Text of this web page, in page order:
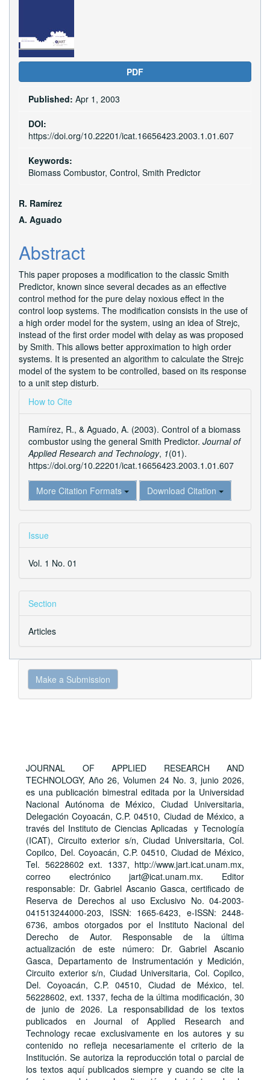
PDF
Published: Apr 1, 2003
DOI:
https://doi.org/10.22201/icat.16656423.2003.1.01.607
Keywords:
Biomass Combustor, Control, Smith Predictor
Main
Article
Content
R. Ramí­rez
A. Aguado
Abstract
This paper proposes a modification to the classic Smith
Predictor, known since several decades as an effective
control method for the pure delay noxious effect in the
control loop systems. The modification consists in the use of
a high order model for the system, using an idea of Strejc,
instead of the first order model with delay as was proposed
by Smith. This allows better approximation to high order
systems. It is presented an algorithm to calculate the Strejc
model of the system to be controlled, based on its response
to a unit step disturb.
Article
Details
How to Cite
Ramí­rez, R., & Aguado, A. (2003). Control of a biomass
combustor using the general Smith Predictor. Journal of
Applied Research and Technology, 1(01).
https://doi.org/10.22201/icat.16656423.2003.1.01.607
More Citation Formats Download Citation
Issue
Vol. 1 No. 01
Section
Articles
Make
a Make a Submission
JOURNAL OF APPLIED RESEARCH AND
TECHNOLOGY, Año 26, Volumen 24 No. 3, junio 2026,
es una publicación bimestral editada por la Universidad
Nacional Autónoma de México, Ciudad Universitaria,
Delegación Coyoacán, C.P. 04510, Ciudad de México, a
través del Instituto de Ciencias Aplicadas y Tecnología
(ICAT), Circuito exterior s/n, Ciudad Universitaria, Col.
Copilco, Del. Coyoacán, C.P. 04510, Ciudad de México,
Tel. 56228602 ext. 1337, http://www.jart.icat.unam.mx,
correo electrónico jart@icat.unam.mx. Editor
responsable: Dr. Gabriel Ascanio Gasca, certificado de
Reserva de Derechos al uso Exclusivo No. 04-2003-
041513244000-203, ISSN: 1665-6423, e-ISSN: 2448-
6736, ambos otorgados por el Instituto Nacional del
Derecho de Autor. Responsable de la última
actualización de este número: Dr. Gabriel Ascanio
Gasca, Departamento de Instrumentación y Medición,
Circuito exterior s/n, Ciudad Universitaria, Col. Copilco,
Del. Coyoacán, C.P. 04510, Ciudad de México, tel.
56228602, ext. 1337, fecha de la última modificación, 30
de junio de 2026. La responsabilidad de los textos
publicados en Journal of Applied Research and
Technology recae exclusivamente en los autores y su
contenido no refleja necesariamente el criterio de la
Institución. Se autoriza la reproducción total o parcial de
los textos aquí publicados siempre y cuando se cite la